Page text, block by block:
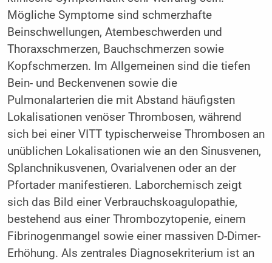
Mögliche Symptome sind schmerzhafte
Beinschwellungen, Atembeschwerden und
Thoraxschmerzen, Bauchschmerzen sowie
Kopfschmerzen. Im Allgemeinen sind die tiefen
Bein- und Beckenvenen sowie die
Pulmonalarterien die mit Abstand häufigsten
Lokalisationen venöser Thrombosen, während
sich bei einer VITT typischerweise Thrombosen an
unüblichen Lokalisationen wie an den Sinusvenen,
Splanchnikusvenen, Ovarialvenen oder an der
Pfortader manifestieren. Laborchemisch zeigt
sich das Bild einer Verbrauchskoagulopathie,
bestehend aus einer Thrombozytopenie, einem
Fibrinogenmangel sowie einer massiven D-Dimer-
Erhöhung. Als zentrales Diagnosekriterium ist an